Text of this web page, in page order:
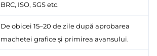
BRC, ISO, SGS etc.
De obicei 15–20 de zile după aprobarea
machetei grafice și primirea avansului.